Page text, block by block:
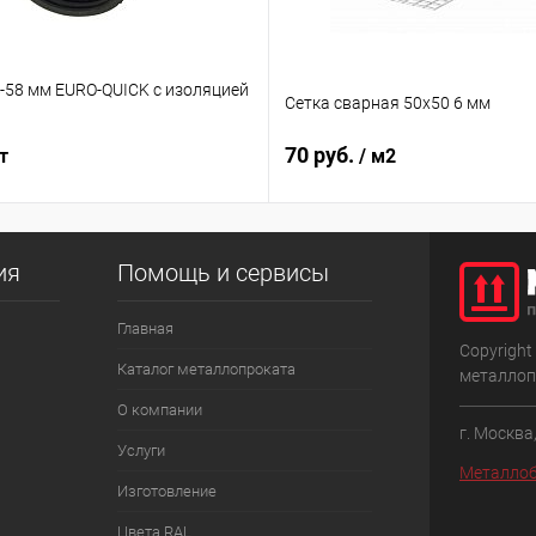
мм EURO-QUICK с изоляцией
Сетка сварная 50х50 6 мм
70 руб. / м2
Помощь и сервисы
Главная
Каталог металлопроката
О компании
Услуги
Изготовление
Цвета RAL
г.